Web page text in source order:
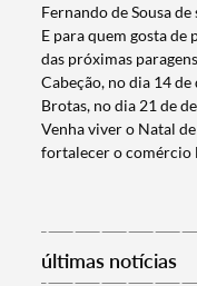
Termo de
Fernando de Sousa
E para quem gosta
das próximas
Cabeção, no dia 14
Brotas, no dia 21 de
Venha viver o Natal
fortalecer o comércio
últimas notícias